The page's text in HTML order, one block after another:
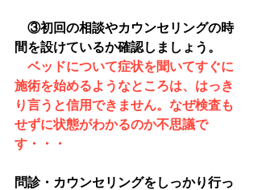
③初回の相談やカウンセリングの時
間を設けているか確認しましょう。
ベッドについて症状を聞いてすぐに
施術を始めるようなところは、はっき
り言うと信用できません。なぜ検査も
せずに状態がわかるのか不思議で
す・・・
問診・カウンセリングをしっかり行っ